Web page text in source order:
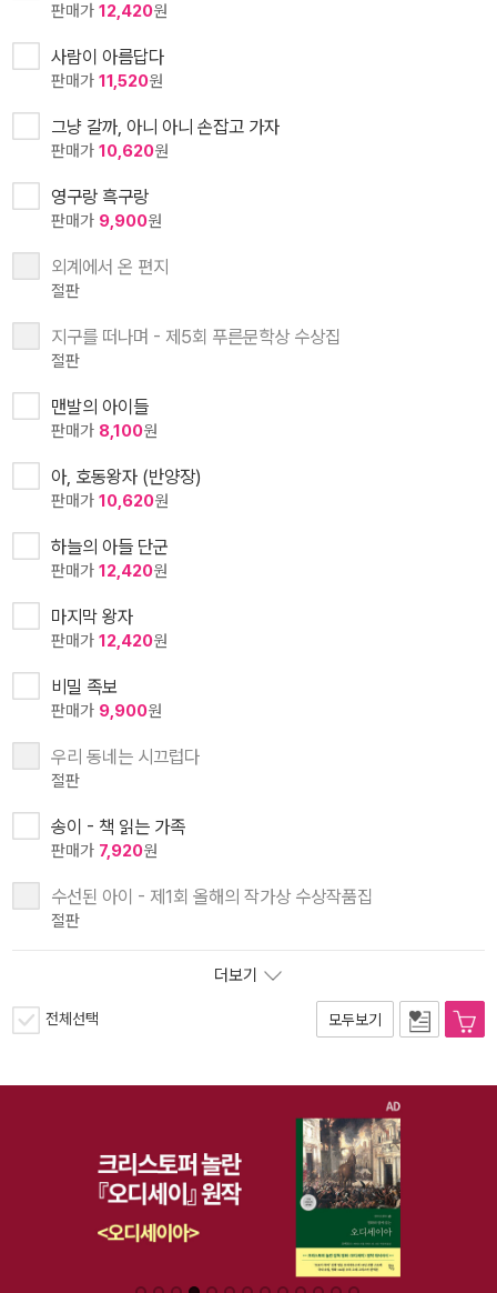
판매가 12,420원
사람이 아름답다
판매가 11,520원
그냥 갈까, 아니 아니 손잡고 가자
판매가 10,620원
영구랑 흑구랑
판매가 9,900원
외계에서 온 편지
절판
지구를 떠나며 - 제5회 푸른문학상 수상집
절판
맨발의 아이들
판매가 8,100원
아, 호동왕자 (반양장)
판매가 10,620원
하늘의 아들 단군
판매가 12,420원
마지막 왕자
판매가 12,420원
비밀 족보
판매가 9,900원
우리 동네는 시끄럽다
절판
송이 - 책 읽는 가족
판매가 7,920원
수선된 아이 - 제1회 올해의 작가상 수상작품집
절판
더보기
전체선택 모두보기